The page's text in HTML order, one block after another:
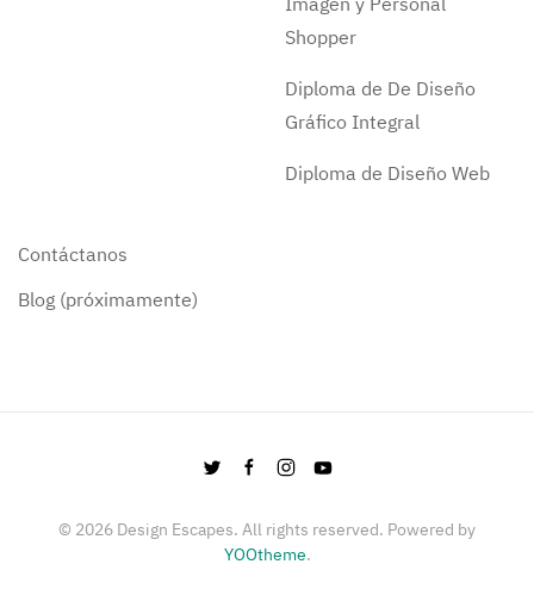
Shopper
Diploma de De Diseño
Gráfico Integral
Diploma de Diseño Web
Contáctanos
Blog (próximamente)
© 2026 Design Escapes. All rights reserved. Powered by
YOOtheme.